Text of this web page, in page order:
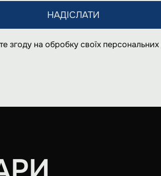
НАДІСЛАТИ
згоду на обробку своїх